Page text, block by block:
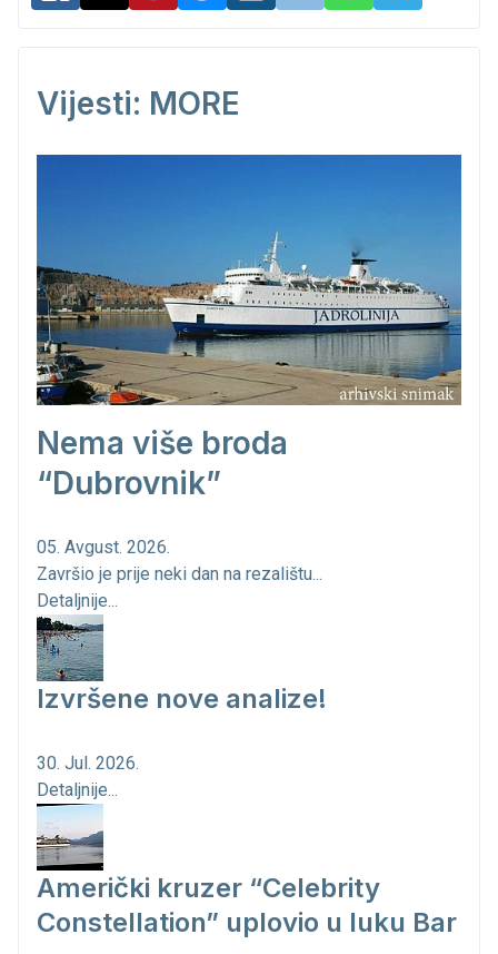
Vijesti: MORE
Nema više broda
“Dubrovnik”
05. Avgust. 2026.
Završio je prije neki dan na rezalištu...
Detaljnije...
Izvršene nove analize!
30. Jul. 2026.
Detaljnije...
Američki kruzer “Celebrity
Constellation” uplovio u luku Bar